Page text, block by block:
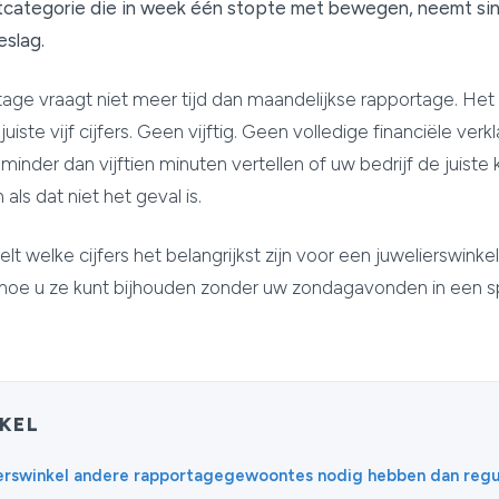
die in week één stopte met bewegen, neemt
vraagt niet meer tijd dan maandelijkse rapportage.
vijf cijfers. Geen vijftig. Geen volledige financiële
dan vijftien minuten vertellen of uw bedrijf de juiste
als dat niet het geval is.
welke cijfers het belangrijkst zijn voor een
u ze kunt bijhouden zonder uw zondagavonden in een
andere rapportagegewoontes nodig hebben dan